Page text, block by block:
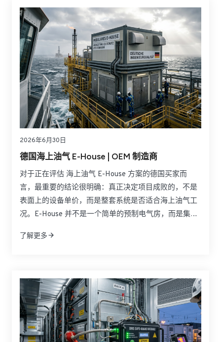
2026年6月30日
德国海上油气 E-House | OEM 制造商
对于正在评估 海上油气 E-House 方案的德国买家而
言，最重要的结论很明确：真正决定项目成败的，不是
表面上的设备单价，而是整套系统是否适合海上油气工
况。E-House 并不是一个简单的预制电气房，而是集成
保护于一体的模块化电力基础设施。面对北海海上平
期运行可靠性。
了解更多